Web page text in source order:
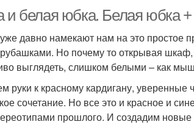
и белая юбка. Белая юбка
давно намекают нам на это простое
Но почему то открывая
выглядеть, слишком белыми – как
руки к красному кардигану,
сочетание. Но все это и красное и
прошлого. И создадим